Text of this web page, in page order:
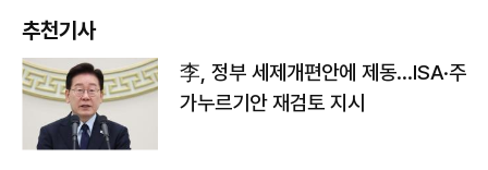
추천기사
李, 정부 세제개편안에 제동…ISA·주
가누르기안 재검토 지시